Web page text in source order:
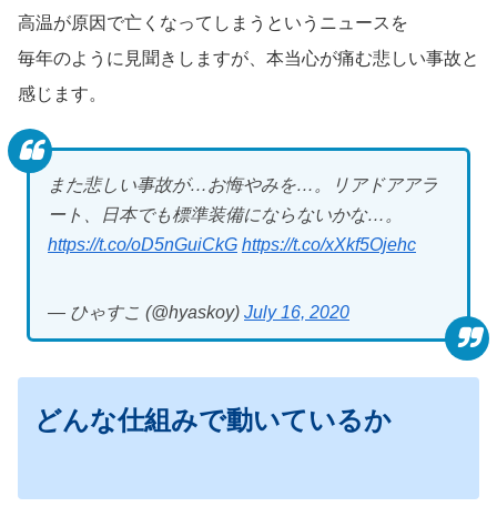
高温が原因で亡くなってしまうというニュースを
毎年のように見聞きしますが、本当心が痛む悲しい事故と
感じます。
また悲しい事故が…お悔やみを…。リアドアアラ
ート、日本でも標準装備にならないかな…。
https://t.co/oD5nGuiCkG https://t.co/xXkf5Ojehc
— ひゃすこ (@hyaskoy) July 16, 2020
どんな仕組みで動いているか